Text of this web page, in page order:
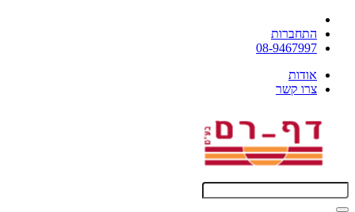
התחברות
08-9467997
אודות
צרו קשר